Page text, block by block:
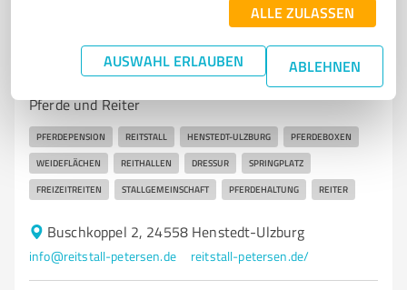
ALLE ZULASSEN
AUSWAHL ERLAUBEN ABLEHNEN
Reitstall Petersen Henstedt-Ulzburg
Pferdepension und Reitstall in Henstedt-Ulzburg für
Pferde und Reiter
PFERDEPENSION REITSTALL HENSTEDT-ULZBURG PFERDEBOXEN
WEIDEFLÄCHEN REITHALLEN DRESSUR SPRINGPLATZ
FREIZEITREITEN STALLGEMEINSCHAFT PFERDEHALTUNG REITER
Buschkoppel 2, 24558 Henstedt-Ulzburg
info@reitstall-petersen.de reitstall-petersen.de/